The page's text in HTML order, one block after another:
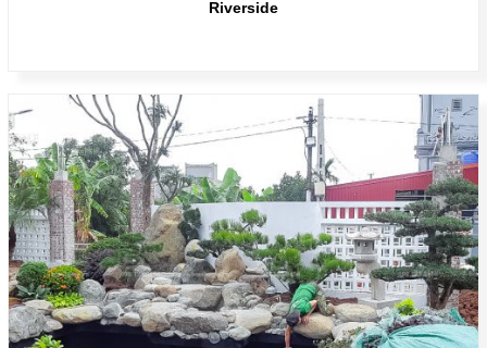
Riverside